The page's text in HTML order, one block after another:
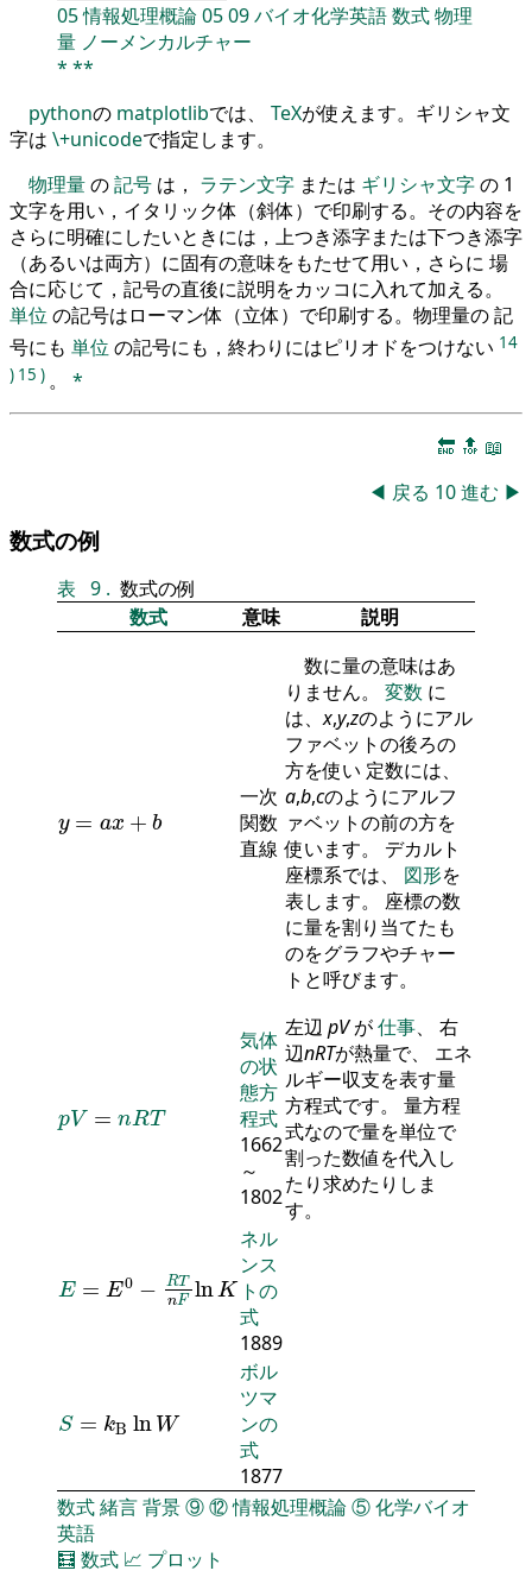
05情報処理概論0509バイオ化学英語数式物理
量 ノーメンカルチャー
* **
pythonの matplotlibでは、 TeXが使えます。ギリシャ文
字は \+unicodeで指定します。
物理量の記号 は， ラテン文字 または ギリシャ文字の 1
文字を用い，イタリック体（斜体）で印刷する。その内容を
さらに明確にしたいときには，上つき添字または下つき添字
（あるいは両方）に固有の意味をもたせて用い，さらに 場
合に応じて，記号の直後に説明をカッコに入れて加える。
単位 の記号はローマン体（立体）で印刷する。物理量の 記
号にも 単位の記号にも，終わりにはピリオドをつけない 14
) 15 ) 。 *
🔚 🔝 📖
◀ 戻る 10進む ▶
数式の例
表 9 . 数式の例
数式
意味 説明
y = ax + b
y x+b
一次
関数
直線
数に量の意味はあ
りません。 変数 に
は、x,y,zのようにアル
ファベットの後ろの
方を使い 定数には、
a,b,cのようにアルフ
ァベットの前の方を
使います。 デカルト
座標系では、 図形を
表します。 座標の数
に量を割り当てたも
のをグラフやチャー
トと呼びます。
pV = nRT
pV= RT
気体
の状
態方
程式
1662
～
1802
左辺 pVが仕事、 右
辺nRTが熱量で、 エネ
ルギー収支を表す量
方程式です。 量方程
式なので量を単位で
割った数値を代入し
たり求めたりしま
す。
E = E0 − RT
nF ln K
E= 0-RT FlnK
ネル
ンス
トの
式
1889
S = kB ln W
S= Bln W
ボル
ツマ
ンの
式
1877
数式緒言背景⑨⑫情報処理概論⑤化学バイオ
英語
🧮 数式 📈 プロット